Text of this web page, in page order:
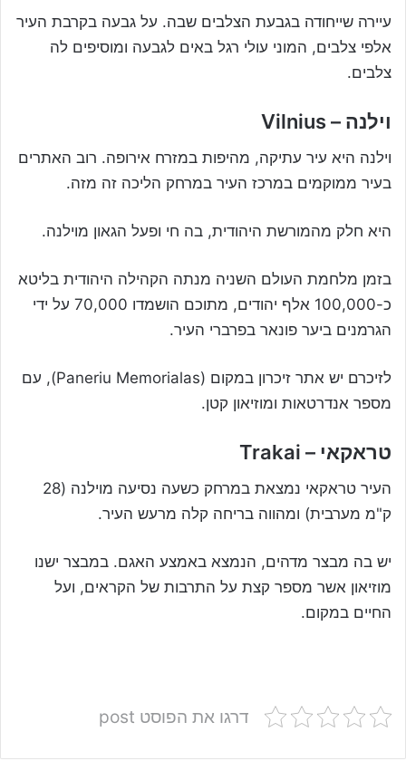
עיירה שייחודה בגבעת הצלבים שבה. על גבעה בקרבת העיר
אלפי צלבים, המוני עולי רגל באים לגבעה ומוסיפים לה
צלבים.
וילנה – Vilnius
וילנה היא עיר עתיקה, מהיפות במזרח אירופה. רוב האתרים
בעיר ממוקמים במרכז העיר במרחק הליכה זה מזה.
היא חלק מהמורשת היהודית, בה חי ופעל הגאון מוילנה.
בזמן מלחמת העולם השניה מנתה הקהילה היהודית בליטא
כ-100,000 אלף יהודים, מתוכם הושמדו 70,000 על ידי
הגרמנים ביער פונאר בפרברי העיר.
לזיכרם יש אתר זיכרון במקום (Paneriu Memorialas), עם
מספר אנדרטאות ומוזיאון קטן.
טראקאי – Trakai
העיר טראקאי נמצאת במרחק כשעה נסיעה מוילנה (28
ק"מ מערבית) ומהווה בריחה קלה מרעש העיר.
יש בה מבצר מדהים, הנמצא באמצע האגם. במבצר ישנו
מוזיאון אשר מספר קצת על התרבות של הקראים, ועל
החיים במקום.
דרגו את הפוסט post